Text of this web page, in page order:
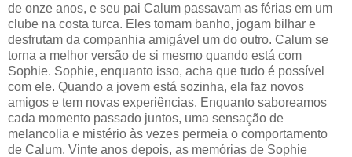
de onze anos, e seu pai Calum passavam as férias em um
clube na costa turca. Eles tomam banho, jogam bilhar e
desfrutam da companhia amigável um do outro. Calum se
torna a melhor versão de si mesmo quando está com
Sophie. Sophie, enquanto isso, acha que tudo é possível
com ele. Quando a jovem está sozinha, ela faz novos
amigos e tem novas experiências. Enquanto saboreamos
cada momento passado juntos, uma sensação de
melancolia e mistério às vezes permeia o comportamento
de Calum. Vinte anos depois, as memórias de Sophie